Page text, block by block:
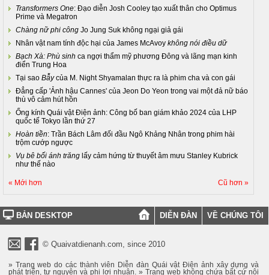
Transformers One: Đạo diễn Josh Cooley tạo xuất thân cho Optimus
Prime và Megatron
Chàng nữ phi công Jo Jung Suk không ngại giả gái
Nhân vật nam tính độc hại của James McAvoy không nói điều dữ
Bạch Xà: Phù sinh ca ngợi thẩm mỹ phương Đông và lãng mạn kinh
điển Trung Hoa
Tại sao Bẫycủa M. Night Shyamalan thực ra là phim cha và con gái
Đẳng cấp 'Ảnh hậu Cannes' của Jeon Do Yeon trong vai một đả nữ báo
thù vô cảm hút hồn
Ống kính Quái vật Điện ảnh: Công bố ban giám khảo 2024 của LHP
quốc tế Tokyo lần thứ 27
Hoàn tiền: Trần Bách Lâm đối đầu Ngô Khảng Nhân trong phim hài
trộm cướp ngược
Vụ bê bối ánh trăng lấy cảm hứng từ thuyết âm mưu Stanley Kubrick
như thế nào
« Mới hơn Cũ hơn »
BẢN DESKTOP DIỄN ĐÀN VỀ CHÚNG TÔI
© Quaivatdienanh.com, since 2010
» Trang web do các thành viên Diễn đàn Quái vật Điện ảnh xây dựng và
phát triển, tự nguyện và phi lợi nhuận. » Trang web không chứa bất cứ nội